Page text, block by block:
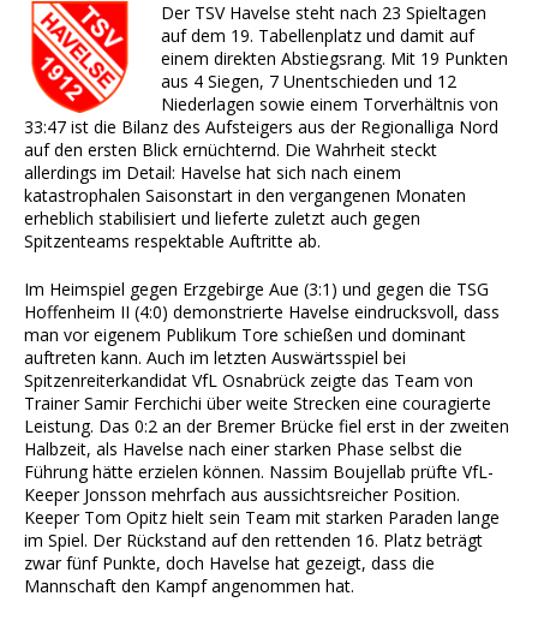
Der TSV Havelse steht nach 23 Spieltagen
auf dem 19. Tabellenplatz und damit auf
einem direkten Abstiegsrang. Mit 19 Punkten
aus 4 Siegen, 7 Unentschieden und 12
Niederlagen sowie einem Torverhältnis von
33:47 ist die Bilanz des Aufsteigers aus der Regionalliga Nord
auf den ersten Blick ernüchternd. Die Wahrheit steckt
allerdings im Detail: Havelse hat sich nach einem
katastrophalen Saisonstart in den vergangenen Monaten
erheblich stabilisiert und lieferte zuletzt auch gegen
Spitzenteams respektable Auftritte ab.
Im Heimspiel gegen Erzgebirge Aue (3:1) und gegen die TSG
Hoffenheim II (4:0) demonstrierte Havelse eindrucksvoll, dass
man vor eigenem Publikum Tore schießen und dominant
auftreten kann. Auch im letzten Auswärtsspiel bei
Spitzenreiterkandidat VfL Osnabrück zeigte das Team von
Trainer Samir Ferchichi über weite Strecken eine couragierte
Leistung. Das 0:2 an der Bremer Brücke fiel erst in der zweiten
Halbzeit, als Havelse nach einer starken Phase selbst die
Führung hätte erzielen können. Nassim Boujellab prüfte VfL-
Keeper Jonsson mehrfach aus aussichtsreicher Position.
Keeper Tom Opitz hielt sein Team mit starken Paraden lange
im Spiel. Der Rückstand auf den rettenden 16. Platz beträgt
zwar fünf Punkte, doch Havelse hat gezeigt, dass die
Mannschaft den Kampf angenommen hat.